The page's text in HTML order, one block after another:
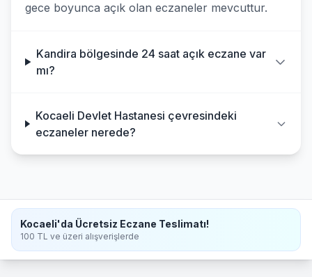
gece boyunca açık olan eczaneler mevcuttur.
Kandira bölgesinde 24 saat açık eczane var
mı?
Kocaeli Devlet Hastanesi çevresindeki
eczaneler nerede?
Kocaeli'da Ücretsiz Eczane Teslimatı!
100 TL ve üzeri alışverişlerde